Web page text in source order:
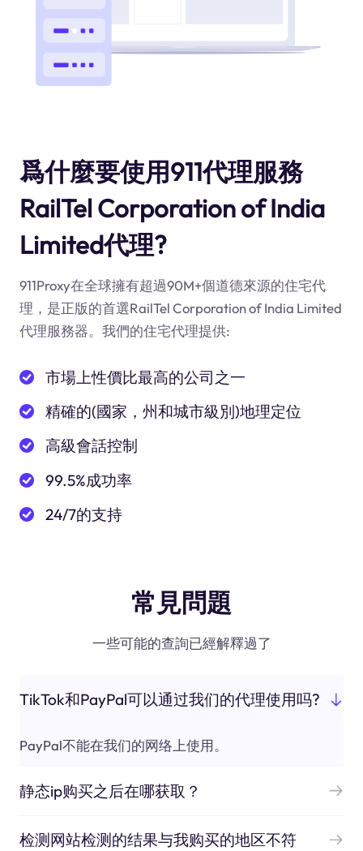
爲什麼要使用911代理服務
RailTel Corporation of India
Limited代理?
911Proxy在全球擁有超過90M+個道德來源的住宅代
理，是正版的首選RailTel Corporation of India Limited
代理服務器。我們的住宅代理提供:
市場上性價比最高的公司之一
精確的(國家，州和城市級別)地理定位
高級會話控制
99.5%成功率
24/7的支持
常見問題
一些可能的查詢已經解釋過了
TikTok和PayPal可以通过我们的代理使用吗?
PayPal不能在我们的网络上使用。
静态ip购买之后在哪获取？
检测网站检测的结果与我购买的地区不符